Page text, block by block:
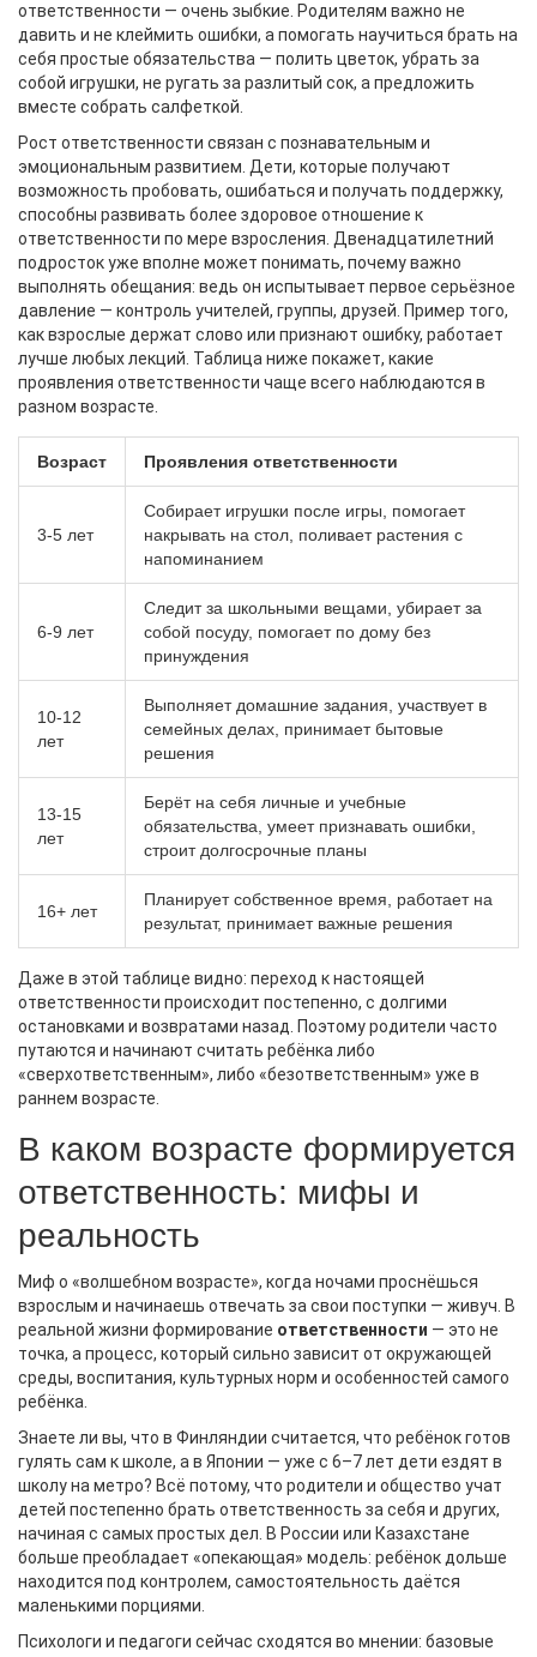
ответственности — очень зыбкие. Родителям важно не
давить и не клеймить ошибки, а помогать научиться брать на
себя простые обязательства — полить цветок, убрать за
собой игрушки, не ругать за разлитый сок, а предложить
вместе собрать салфеткой.
Рост ответственности связан с познавательным и
эмоциональным развитием. Дети, которые получают
возможность пробовать, ошибаться и получать поддержку,
способны развивать более здоровое отношение к
ответственности по мере взросления. Двенадцатилетний
подросток уже вполне может понимать, почему важно
выполнять обещания: ведь он испытывает первое серьёзное
давление — контроль учителей, группы, друзей. Пример того,
как взрослые держат слово или признают ошибку, работает
лучше любых лекций. Таблица ниже покажет, какие
проявления ответственности чаще всего наблюдаются в
разном возрасте.
Возраст Проявления ответственности
3-5 лет
Собирает игрушки после игры, помогает
накрывать на стол, поливает растения с
напоминанием
6-9 лет
Следит за школьными вещами, убирает за
собой посуду, помогает по дому без
принуждения
10-12
лет
Выполняет домашние задания, участвует в
семейных делах, принимает бытовые
решения
13-15
лет
Берёт на себя личные и учебные
обязательства, умеет признавать ошибки,
строит долгосрочные планы
16+ лет
Планирует собственное время, работает на
результат, принимает важные решения
Даже в этой таблице видно: переход к настоящей
ответственности происходит постепенно, с долгими
остановками и возвратами назад. Поэтому родители часто
путаются и начинают считать ребёнка либо
«сверхответственным», либо «безответственным» уже в
раннем возрасте.
В каком возрасте формируется
ответственность: мифы и
реальность
Миф о «волшебном возрасте», когда ночами проснёшься
взрослым и начинаешь отвечать за свои поступки — живуч. В
реальной жизни формирование ответственности — это не
точка, а процесс, который сильно зависит от окружающей
среды, воспитания, культурных норм и особенностей самого
ребёнка.
Знаете ли вы, что в Финляндии считается, что ребёнок готов
гулять сам к школе, а в Японии — уже с 6–7 лет дети ездят в
школу на метро? Всё потому, что родители и общество учат
детей постепенно брать ответственность за себя и других,
начиная с самых простых дел. В России или Казахстане
больше преобладает «опекающая» модель: ребёнок дольше
находится под контролем, самостоятельность даётся
маленькими порциями.
Психологи и педагоги сейчас сходятся во мнении: базовые